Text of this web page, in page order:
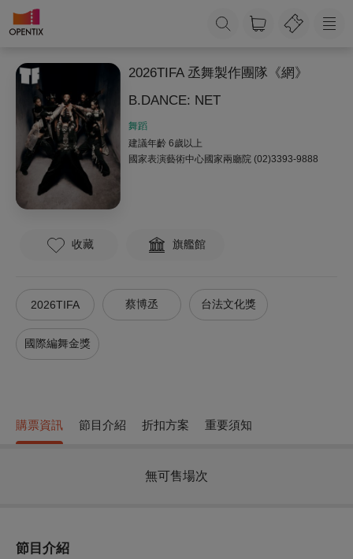
2026TIFA 丞舞製作團隊《網》
B.DANCE: NET
舞蹈
建議年齡 6歲以上
國家表演藝術中心國家兩廳院 (02)3393-9888
收藏 旗艦館
2026TIFA 蔡博丞 台法文化獎
國際編舞金獎
購票資訊 節目介紹 折扣方案 重要須知
無可售場次
節目介紹